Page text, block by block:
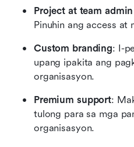
Project at team
Pinuhin ang access at
Custom branding: I-
upang ipakita ang
organisasyon.
Premium support:
tulong para sa mga
organisasyon.